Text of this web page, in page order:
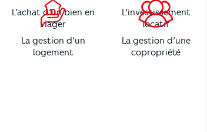
L’achat d’un bien en
viager
L’investissement
locatif
La gestion d’un
logement
La gestion d’une
copropriété